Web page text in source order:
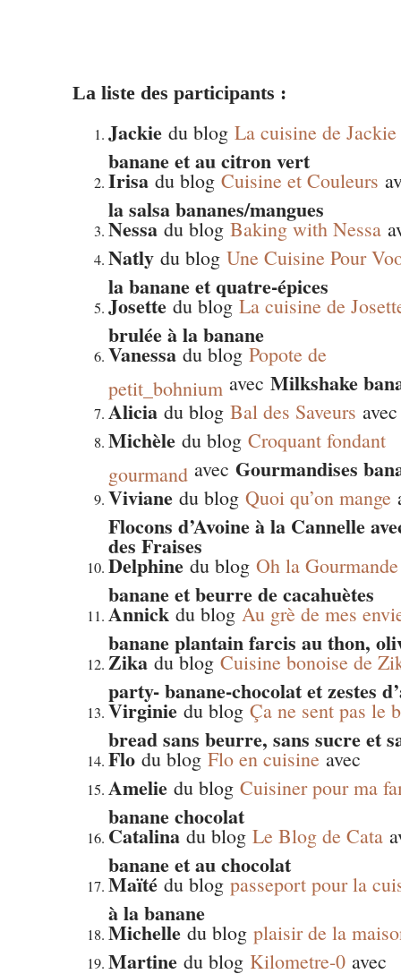
La liste des participants :
Jackie du blog La cuisine de Jackie
banane et au citron vert
Irisa du blog Cuisine et Couleurs
la salsa bananes/mangues
Nessa du blog Baking with Nessa
Natly du blog Une Cuisine Pour
la banane et quatre-épices
Josette du blog La cuisine de
brulée à la banane
Vanessa du blog Popote de
petit_bohnium avec Milkshake
Alicia du blog Bal des Saveurs
Michèle du blog Croquant fondant
gourmand avec Gourmandises
Viviane du blog Quoi qu’on mange
Flocons d’Avoine à la Cannelle
des Fraises
Delphine du blog Oh la Gourmande
banane et beurre de cacahuètes
Annick du blog Au grè de mes
banane plantain farcis au thon,
Zika du blog Cuisine bonoise de
party- banane-chocolat et zestes
Virginie du blog Ça ne sent pas le
bread sans beurre, sans sucre et
Flo du blog Flo en cuisine avec
Amelie du blog Cuisiner pour ma
banane chocolat
Catalina du blog Le Blog de Cata
banane et au chocolat
Maïté du blog passeport pour la
à la banane
Michelle du blog plaisir de la
Martine du blog Kilometre-0 avec